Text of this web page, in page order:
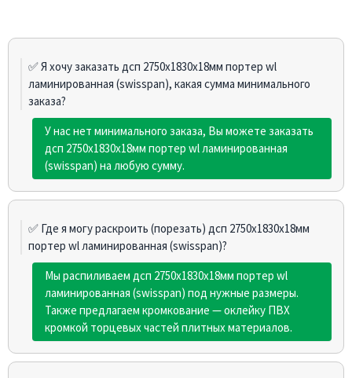
✅ Я хочу заказать дсп 2750х1830х18мм портер wl
ламинированная (swisspan), какая сумма минимального
заказа?
У нас нет минимального заказа, Вы можете заказать
дсп 2750х1830х18мм портер wl ламинированная
(swisspan) на любую сумму.
✅ Где я могу раскроить (порезать) дсп 2750х1830х18мм
портер wl ламинированная (swisspan)?
Мы распиливаем дсп 2750х1830х18мм портер wl
ламинированная (swisspan) под нужные размеры.
Также предлагаем кромкование — оклейку ПВХ
кромкой торцевых частей плитных материалов.